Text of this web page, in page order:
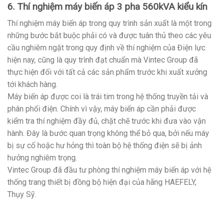
6. Thí nghiệm máy biến áp 3 pha 560kVA kiểu kín
Thí nghiệm máy biến áp trong quy trình sản xuất là một trong
những bước bắt buộc phải có và được tuân thủ theo các yêu
cầu nghiêm ngặt trong quy định về thí nghiệm của Điện lực
hiện nay, cũng là quy trình đạt chuẩn mà Vintec Group đã
thực hiện đối với tất cả các sản phẩm trước khi xuất xưởng
tới khách hàng.
Máy biến áp được coi là trái tim trong hệ thống truyền tải và
phân phối điện. Chính vì vậy, máy biến áp cần phải được
kiểm tra thí nghiệm đầy đủ, chặt chẽ trước khi đưa vào vận
hành. Đây là bước quan trọng không thể bỏ qua, bởi nếu máy
bị sự cố hoặc hư hỏng thì toàn bộ hệ thống điện sẽ bị ảnh
hưởng nghiêm trọng.
Vintec Group đã đầu tư phòng thí nghiệm máy biến áp với hệ
thống trang thiết bị đồng bộ hiện đại của hãng HAEFELY,
Thụy Sỹ.